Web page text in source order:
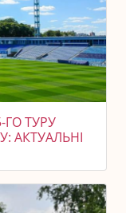
ГО ТУРУ
АКТУАЛЬНІ